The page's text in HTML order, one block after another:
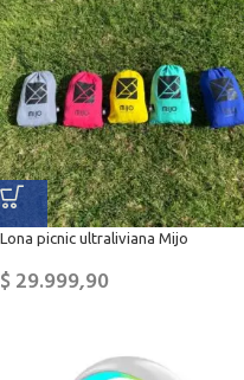
Lona picnic ultraliviana Mijo
$29.999,90